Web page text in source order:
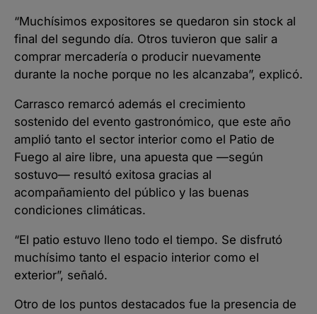
“Muchísimos expositores se quedaron sin stock al
final del segundo día. Otros tuvieron que salir a
comprar mercadería o producir nuevamente
durante la noche porque no les alcanzaba”, explicó.
Carrasco remarcó además el crecimiento
sostenido del evento gastronómico, que este año
amplió tanto el sector interior como el Patio de
Fuego al aire libre, una apuesta que —según
sostuvo— resultó exitosa gracias al
acompañamiento del público y las buenas
condiciones climáticas.
“El patio estuvo lleno todo el tiempo. Se disfrutó
muchísimo tanto el espacio interior como el
exterior”, señaló.
Otro de los puntos destacados fue la presencia de